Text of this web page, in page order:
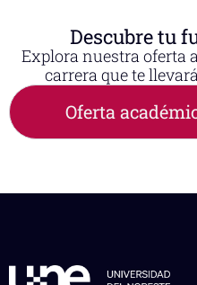
Descubre tu
Explora nuestra oferta
carrera que te
Oferta